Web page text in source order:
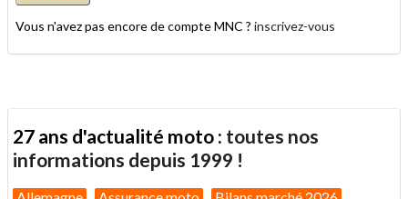
Vous n'avez pas encore de compte MNC ? inscrivez-vous
27 ans d'actualité moto : toutes nos
informations depuis 1999 !